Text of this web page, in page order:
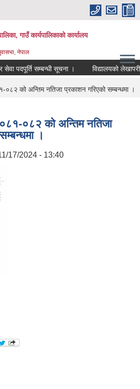
गाउँ कार्यपालिकाको कार्यालय
नेपाल
पदपूर्ति सम्बन्धी सूचना ।
को अन्तिम नतिजा प्रकाशन गरिएको सम्बन्धमा ।
०८२ को अन्तिम नतिजा
।
17/2024 - 13:40